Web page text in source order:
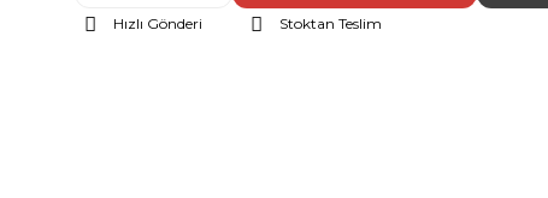
Hızlı Gönderi Stoktan Teslim